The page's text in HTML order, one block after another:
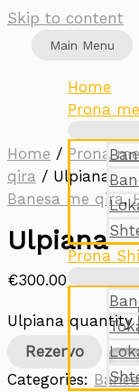
Skip to content
Main Menu
Home
Prona
Prona
Home / Prona
qira / Ulpiana
Banesa me qira,
Ulpiana
€300.00
Ulpiana quantity
Rezervo
Categories: